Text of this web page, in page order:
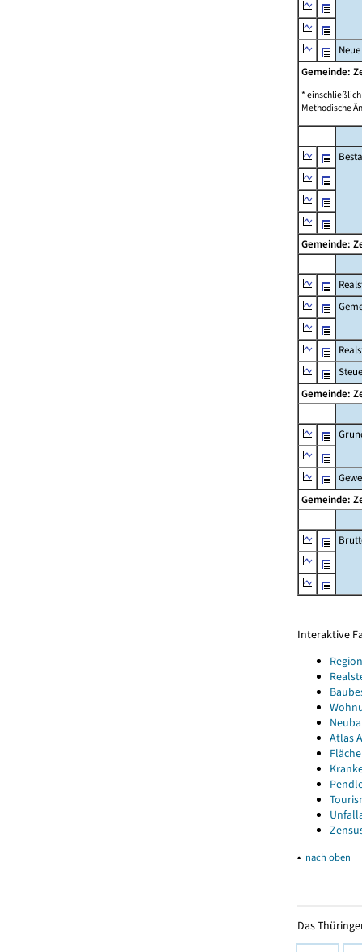
Gemeinde:
*
Methodische
Gemeinde:
Gemeinde:
Gemeinde:
Interaktive
Atlas
▴ nach oben
Das